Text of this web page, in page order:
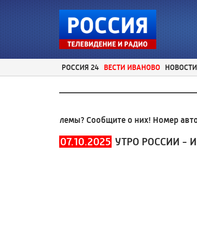
РОССИЯ 24 ВЕСТИ ИВАНОВО НОВОСТИ
проблемы? Сообщите о них! Номер
07.10.2025 УТРО РОССИИ -